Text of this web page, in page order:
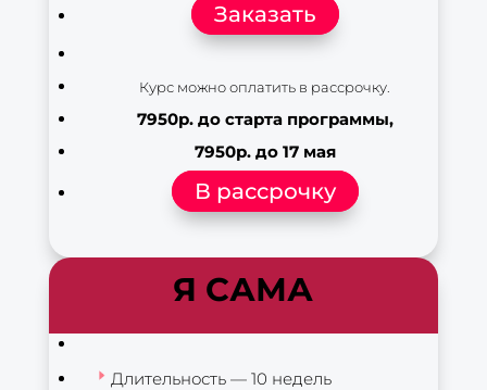
Заказать
Курс можно оплатить в рассрочку.
7950р. до старта программы,
7950р. до 17 мая
В рассрочку
Я САМА
Длительность — 10 недель